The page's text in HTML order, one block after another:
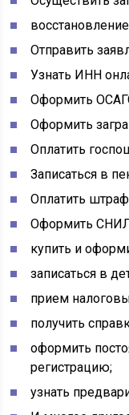
купить и
записаться в
прием
получить
оформить
регистрацию;
узнать
И многое